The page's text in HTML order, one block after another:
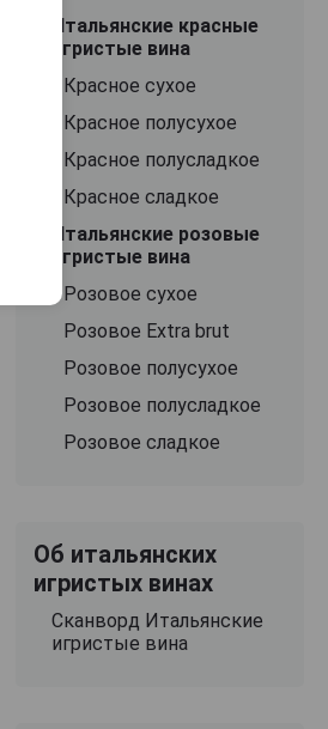
Итальянские красные
игристые вина
Красное сухое
Красное полусухое
Красное полусладкое
Красное сладкое
Итальянские розовые
игристые вина
Розовое сухое
Розовое Extra brut
Розовое полусухое
Розовое полусладкое
Розовое сладкое
Об итальянских
игристых винах
Сканворд Итальянские
игристые вина